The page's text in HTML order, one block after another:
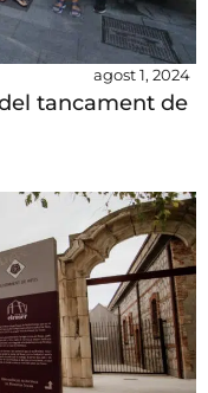
agost 1, 2024
tancament de